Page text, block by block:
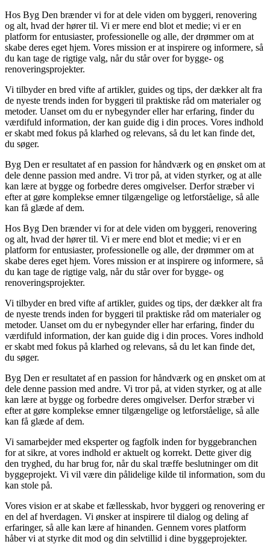
Hos Byg Den brænder vi for at dele viden om byggeri, renovering
og alt, hvad der hører til. Vi er mere end blot et medie; vi er en
platform for entusiaster, professionelle og alle, der drømmer om at
skabe deres eget hjem. Vores mission er at inspirere og informere, så
du kan tage de rigtige valg, når du står over for bygge- og
renoveringsprojekter.
Vi tilbyder en bred vifte af artikler, guides og tips, der dækker alt fra
de nyeste trends inden for byggeri til praktiske råd om materialer og
metoder. Uanset om du er nybegynder eller har erfaring, finder du
værdifuld information, der kan guide dig i din proces. Vores indhold
er skabt med fokus på klarhed og relevans, så du let kan finde det,
du søger.
Byg Den er resultatet af en passion for håndværk og en ønsket om at
dele denne passion med andre. Vi tror på, at viden styrker, og at alle
kan lære at bygge og forbedre deres omgivelser. Derfor stræber vi
efter at gøre komplekse emner tilgængelige og letforståelige, så alle
kan få glæde af dem.
Hos Byg Den brænder vi for at dele viden om byggeri, renovering
og alt, hvad der hører til. Vi er mere end blot et medie; vi er en
platform for entusiaster, professionelle og alle, der drømmer om at
skabe deres eget hjem. Vores mission er at inspirere og informere, så
du kan tage de rigtige valg, når du står over for bygge- og
renoveringsprojekter.
Vi tilbyder en bred vifte af artikler, guides og tips, der dækker alt fra
de nyeste trends inden for byggeri til praktiske råd om materialer og
metoder. Uanset om du er nybegynder eller har erfaring, finder du
værdifuld information, der kan guide dig i din proces. Vores indhold
er skabt med fokus på klarhed og relevans, så du let kan finde det,
du søger.
Byg Den er resultatet af en passion for håndværk og en ønsket om at
dele denne passion med andre. Vi tror på, at viden styrker, og at alle
kan lære at bygge og forbedre deres omgivelser. Derfor stræber vi
efter at gøre komplekse emner tilgængelige og letforståelige, så alle
kan få glæde af dem.
Vi samarbejder med eksperter og fagfolk inden for byggebranchen
for at sikre, at vores indhold er aktuelt og korrekt. Dette giver dig
den tryghed, du har brug for, når du skal træffe beslutninger om dit
byggeprojekt. Vi vil være din pålidelige kilde til information, som du
kan stole på.
Vores vision er at skabe et fællesskab, hvor byggeri og renovering er
en del af hverdagen. Vi ønsker at inspirere til dialog og deling af
erfaringer, så alle kan lære af hinanden. Gennem vores platform
håber vi at styrke dit mod og din selvtillid i dine byggeprojekter.